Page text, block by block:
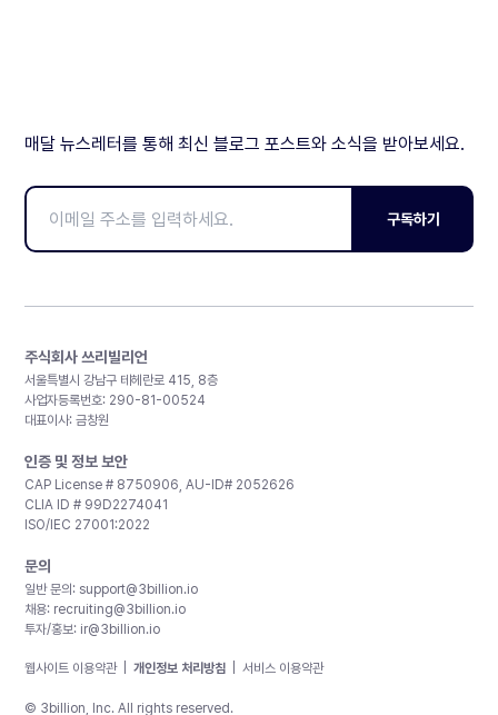
매달 뉴스레터를 통해 최신 블로그 포스트와 소식을 받아보세요.
구독하기
주식회사 쓰리빌리언
서울특별시 강남구 테헤란로 415, 8층
사업자등록번호: 290-81-00524
대표이사: 금창원
인증 및 정보 보안
CAP License # 8750906, AU-ID# 2052626
CLIA ID # 99D2274041
ISO/IEC 27001:2022
문의
일반 문의: support@3billion.io
채용: recruiting@3billion.io
투자/홍보: ir@3billion.io
웹사이트 이용약관 개인정보 처리방침 서비스 이용약관
© 3billion, Inc. All rights reserved.